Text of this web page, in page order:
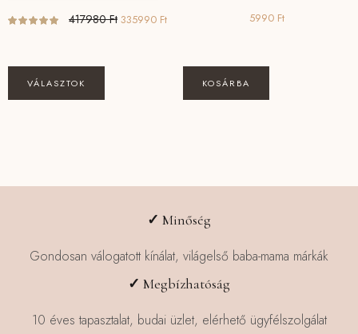
417980Ft Original
335990 FtCurrent
335990 Ft.
VÁLASZTOK
a
változatok
termékoldalon
választhatók
5990 Ft
KOSÁRBA
✓ Minőség
Gondosan válogatott kínálat, világelső baba-mama márkák
✓ Megbízhatóság
10 éves tapasztalat, budai üzlet, elérhető ügyfélszolgálat